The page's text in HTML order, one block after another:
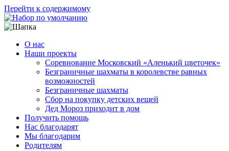
Перейти к содержимому
О нас
Наши проекты
Соревнование Московский «Аленький цветочек»
Безграничные шахматы в королевстве равных
возможностей
Безграничные шахматы
Сбор на покупку детских вещей
Дед Мороз приходит в дом
Получить помощь
Нас благодарят
Мы благодарим
Родителям